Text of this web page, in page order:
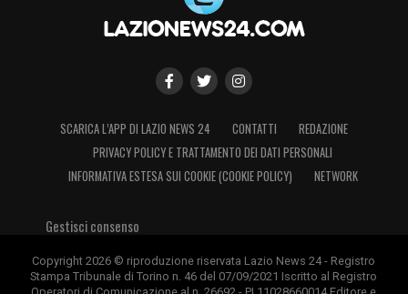
SCARICA L’APP DI LAZIO NEWS 24 CONTATTI
REDAZIONE
PRIVACY POLICY E TRATTAMENTO DEI DATI PERSONALI
INFORMATIVA ESTESA SUI COOKIE (COOKIE POLICY)
NETWORK
Gestisci consenso
Copyright 2026 © riproduzione riservata Lazio News 24 - Registro
Stampa Tribunale di Torino n. 46 del 07/09/2021 Iscritto al Registro